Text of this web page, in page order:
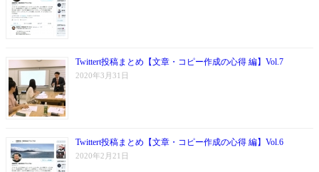
Twittert投稿まとめ【文章・コピー作成の心得 編】Vol.7
2020年3月31日
Twittert投稿まとめ【文章・コピー作成の心得 編】Vol.6
2020年2月21日